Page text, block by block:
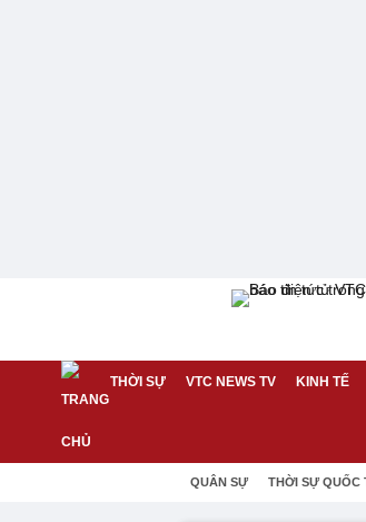
THỜI SỰ VTC NEWS TV KINH TẾ
QUÂN SỰ THỜI SỰ QUỐC